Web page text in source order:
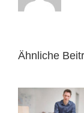
Ähnliche